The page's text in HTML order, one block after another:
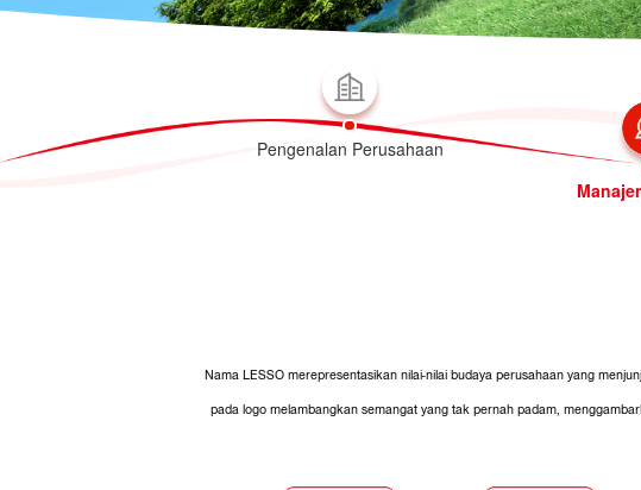
Pengenalan Perusahaan
Nama LESSO merepresentasikan nilai-nilai budaya perusahaan yang
pada logo melambangkan semangat yang tak pernah padam,